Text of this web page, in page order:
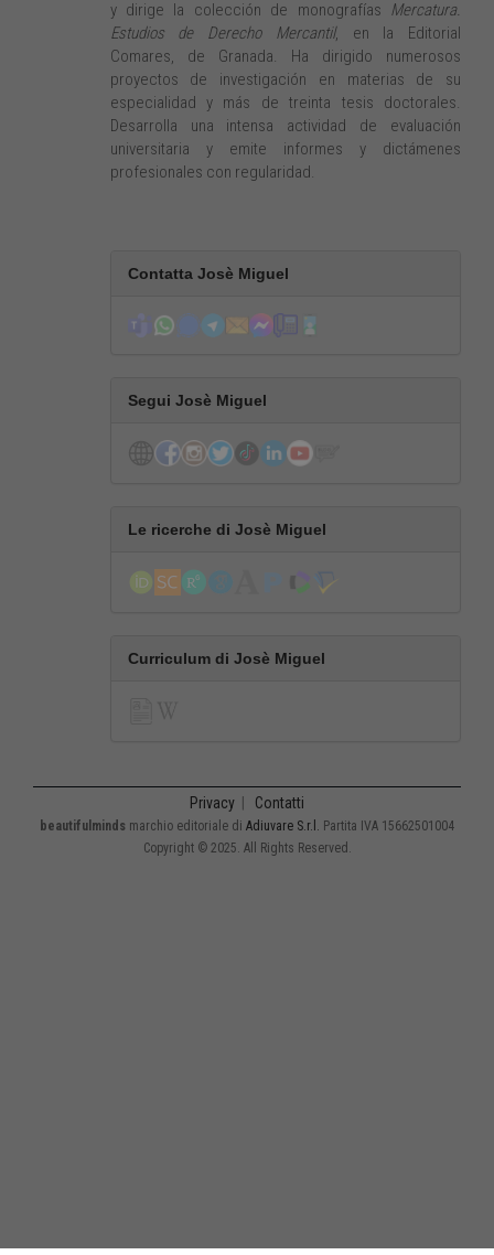
y dirige la colección de monografías Mercatura.
Estudios de Derecho Mercantil, en la Editorial
Comares, de Granada. Ha dirigido numerosos
proyectos de investigación en materias de su
especialidad y más de treinta tesis doctorales.
Desarrolla una intensa actividad de evaluación
universitaria y emite informes y dictámenes
profesionales con regularidad.
Contatta Josè Miguel
Segui Josè Miguel
Le ricerche di Josè Miguel
Curriculum di Josè Miguel
Privacy Contatti
beautifulminds marchio editoriale di Adiuvare S.r.l. Partita IVA 15662501004
Copyright © 2025. All Rights Reserved.